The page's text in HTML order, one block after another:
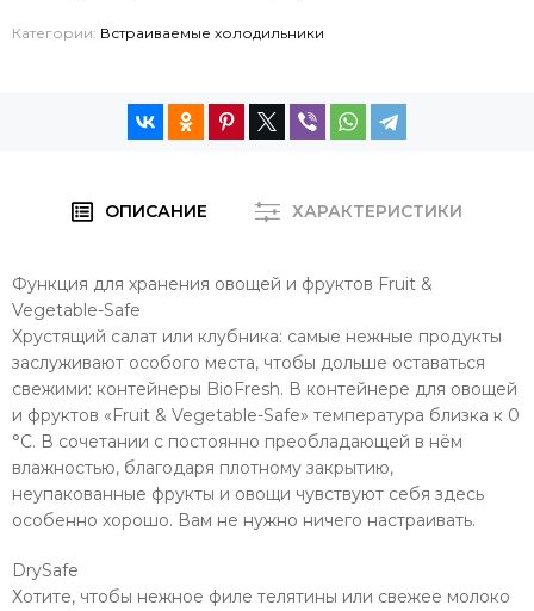
Категории: Встраиваемые холодильники
ОПИСАНИЕ ХАРАКТЕРИСТИКИ
Функция для хранения овощей и фруктов Fruit &
Vegetable-Safe
Хрустящий салат или клубника: самые нежные продукты
заслуживают особого места, чтобы дольше оставаться
свежими: контейнеры BioFresh. В контейнере для овощей
и фруктов «Fruit & Vegetable-Safe» температура близка к 0
°C. В сочетании с постоянно преобладающей в нём
влажностью, благодаря плотному закрытию,
неупакованные фрукты и овощи чувствуют себя здесь
особенно хорошо. Вам не нужно ничего настраивать.
DrySafe
Хотите, чтобы нежное филе телятины или свежее молоко